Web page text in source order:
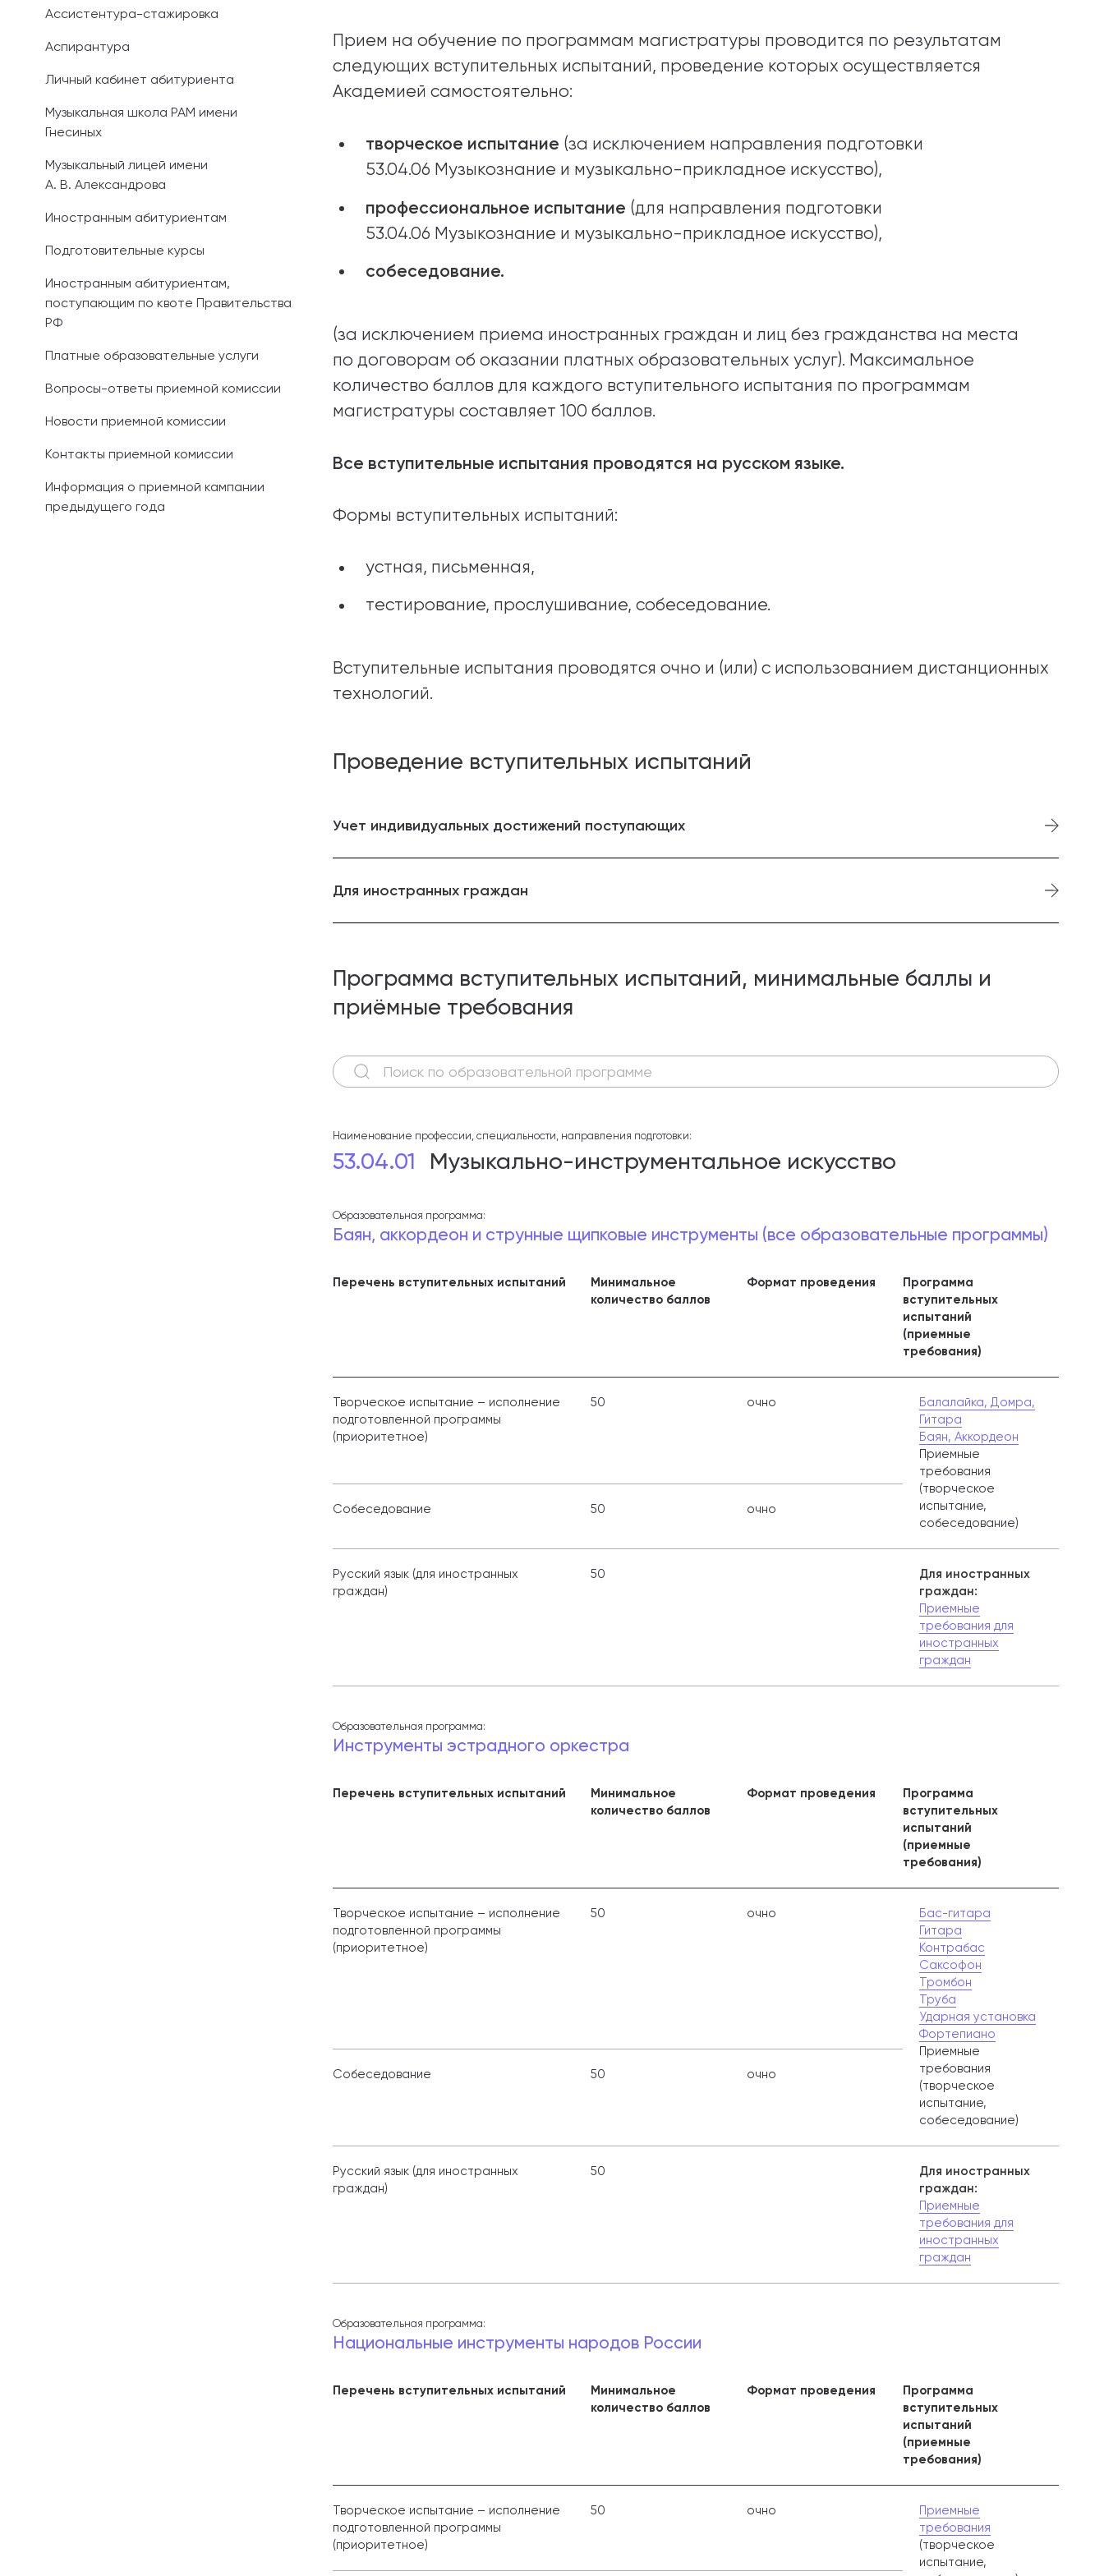
Иностранным абитуриентам
Платные образовательные услуги
Информация о приемной кампании
предыдущего года
Вопрос-ответ
Контакты приемной комиссии
Ассистентура-стажировка
Аспирантура
Личный кабинет абитуриента
Музыкальная школа РАМ имени
Гнесиных
Музыкальный лицей имени
А. В. Александрова
Иностранным абитуриентам
Подготовительные курсы
Иностранным абитуриентам,
поступающим по квоте Правительства
РФ
Платные образовательные услуги
Вопросы-ответы приемной комиссии
Новости приемной комиссии
Контакты приемной комиссии
Информация о приемной кампании
предыдущего года
Прием на обучение по программам магистратуры проводится по результатам
следующих вступительных испытаний, проведение которых осуществляется
Академией самостоятельно:
творческое испытание (за исключением направления подготовки
53.04.06 Музыкознание и музыкально-прикладное искусство),
профессиональное испытание (для направления подготовки
53.04.06 Музыкознание и музыкально-прикладное искусство),
собеседование.
(за исключением приема иностранных граждан и лиц без гражданства на места
по договорам об оказании платных образовательных услуг). Максимальное
количество баллов для каждого вступительного испытания по программам
магистратуры составляет 100 баллов.
Все вступительные испытания проводятся на русском языке.
Формы вступительных испытаний:
устная, письменная,
тестирование, прослушивание, собеседование.
Вступительные испытания проводятся очно и (или) с использованием дистанционных
технологий.
Проведение вступительных испытаний
Учет индивидуальных достижений поступающих
Для иностранных граждан
Программа вступительных испытаний, минимальные баллы и
приёмные требования
Поиск по образовательной программе
Наименование профессии, специальности, направления подготовки:
53.04.01 Музыкально-инструментальное искусство
Образовательная программа:
Баян, аккордеон и струнные щипковые инструменты (все образовательные программы)
Перечень вступительных испытаний
Минимальное
количество баллов
Формат проведения
Программа
вступительных
испытаний
(приемные
требования)
Творческое испытание – исполнение
подготовленной программы
(приоритетное)
50 очно
Балалайка, Домра,
Гитара
Баян, Аккордеон
Приемные
требования
(творческое
испытание,
собеседование)
Собеседование 50 очно
Русский язык (для иностранных
граждан)
50
Для иностранных
граждан:
Приемные
требования для
иностранных
граждан
Образовательная программа:
Инструменты эстрадного оркестра
Перечень вступительных испытаний
Минимальное
количество баллов
Формат проведения
Программа
вступительных
испытаний
(приемные
требования)
Творческое испытание – исполнение
подготовленной программы
(приоритетное)
50 очно
Бас-гитара
Гитара
Контрабас
Саксофон
Тромбон
Труба
Ударная установка
Фортепиано
Приемные
требования
(творческое
испытание,
собеседование)
Собеседование 50 очно
Русский язык (для иностранных
граждан)
50
Для иностранных
граждан:
Приемные
требования для
иностранных
граждан
Образовательная программа:
Национальные инструменты народов России
Перечень вступительных испытаний
Минимальное
количество баллов
Формат проведения
Программа
вступительных
испытаний
(приемные
требования)
Творческое испытание – исполнение
подготовленной программы
(приоритетное)
50 очно
Приемные
требования
(творческое
испытание,